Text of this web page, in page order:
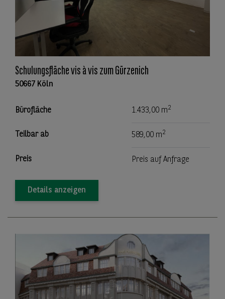
Schulungsfläche vis à vis zum Gürzenich
50667 Köln
Bürofläche 1.433,00 m2
Teilbar ab 589,00 m2
Preis Preis auf Anfrage
Details anzeigen